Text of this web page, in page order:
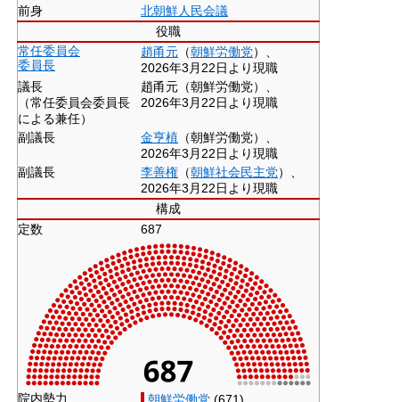
前身
北朝鮮人民会議
役職
常任委員会
委員長
趙甬元 （朝鮮労働党）、
2026年3月22日より現職
議長
（常任委員会委員長
による兼任）
趙甬元（朝鮮労働党）、
2026年3月22日より現職
副議長 金亨植 （朝鮮労働党）、
2026年3月22日より現職
副議長
李善権 （朝鮮社会民主党）、
2026年3月22日より現職
構成
定数
687
院内勢力 朝鮮労働党 (671)